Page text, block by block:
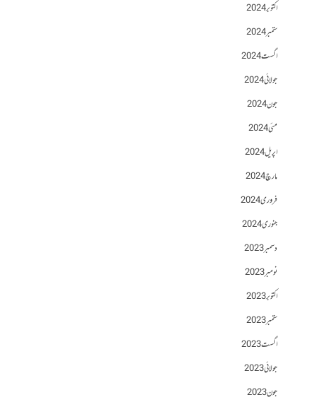
اکتوبر 2024
ستمبر 2024
اگست 2024
جولائی 2024
جون 2024
مئی 2024
اپریل 2024
مارچ 2024
فروری 2024
جنوری 2024
دسمبر 2023
نومبر 2023
اکتوبر 2023
ستمبر 2023
اگست 2023
جولائی 2023
جون 2023